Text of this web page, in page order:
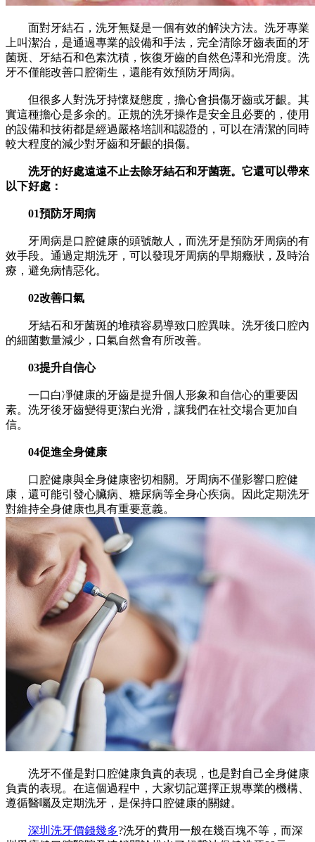
面對牙結石，洗牙無疑是一個有效的解決方法。洗牙專業
上叫潔治，是通過專業的設備和手法，完全清除牙齒表面的牙
菌斑、牙結石和色素沈積，恢復牙齒的自然色澤和光滑度。洗
牙不僅能改善口腔衛生，還能有效預防牙周病。
但很多人對洗牙持懷疑態度，擔心會損傷牙齒或牙齦。其
實這種擔心是多余的。正規的洗牙操作是安全且必要的，使用
的設備和技術都是經過嚴格培訓和認證的，可以在清潔的同時
較大程度的減少對牙齒和牙齦的損傷。
洗牙的好處遠遠不止去除牙結石和牙菌斑。它還可以帶來
以下好處：
01預防牙周病
牙周病是口腔健康的頭號敵人，而洗牙是預防牙周病的有
效手段。通過定期洗牙，可以發現牙周病的早期癥狀，及時治
療，避免病情惡化。
02改善口氣
牙結石和牙菌斑的堆積容易導致口腔異味。洗牙後口腔內
的細菌數量減少，口氣自然會有所改善。
03提升自信心
一口白凈健康的牙齒是提升個人形象和自信心的重要因
素。洗牙後牙齒變得更潔白光滑，讓我們在社交場合更加自
信。
04促進全身健康
口腔健康與全身健康密切相關。牙周病不僅影響口腔健
康，還可能引發心臟病、糖尿病等全身心疾病。因此定期洗牙
對維持全身健康也具有重要意義。
洗牙不僅是對口腔健康負責的表現，也是對自己全身健康
負責的表現。在這個過程中，大家切記選擇正規專業的機構、
遵循醫囑及定期洗牙，是保持口腔健康的關鍵。
深圳洗牙價錢幾多?洗牙的費用一般在幾百塊不等，而深